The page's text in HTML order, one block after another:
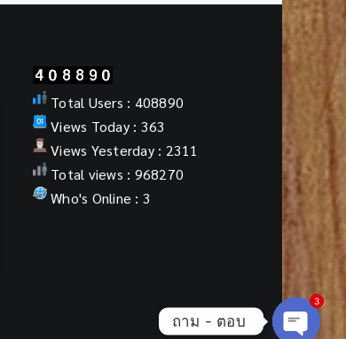
Total Users : 408890
Views Today : 363
Views Yesterday : 2311
Total views : 968270
Who's Online : 3
ถาม - ตอบ
3